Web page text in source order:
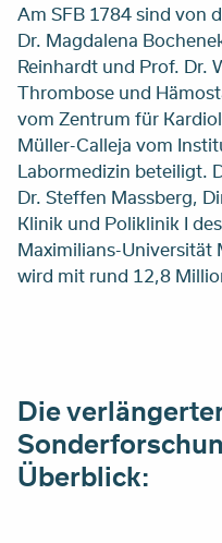
Am SFB 1784 sind von
Dr. Magdalena
Reinhardt und Prof. Dr.
Thrombose und
vom Zentrum für
Müller-Calleja vom
Labormedizin beteiligt.
Dr. Steffen Massberg,
Klinik und Poliklinik I
Maximilians-Universität
wird mit rund 12,8
Die
Überblick: